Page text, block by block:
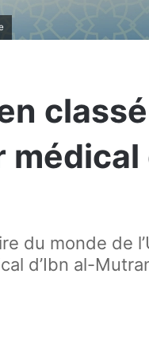
médical
du monde de
d’Ibn al-